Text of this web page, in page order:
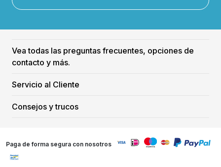
Vea todas las preguntas frecuentes, opciones de
contacto y más.
Servicio al Cliente
Consejos y trucos
Paga de forma segura con nosotros